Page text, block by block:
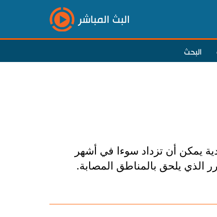
البث المباشر
البحث
يمكن أن تزداد سوءا في أشهر
الذي يلحق بالمناطق المصابة.